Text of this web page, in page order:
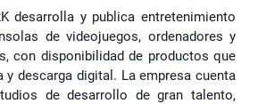
desarrolla y publica entretenimiento
de videojuegos, ordenadores y
con disponibilidad de productos que
y descarga digital. La empresa cuenta
de desarrollo de gran talento,